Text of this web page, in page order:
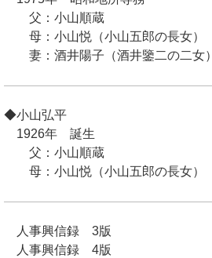
父：小山順蔵
母：小山悦（小山五郎の長女）
妻：酒井陽子（酒井鑒二の二女）
◆小山弘平
1926年 誕生
父：小山順蔵
母：小山悦（小山五郎の長女）
人事興信録 3版
人事興信録 4版